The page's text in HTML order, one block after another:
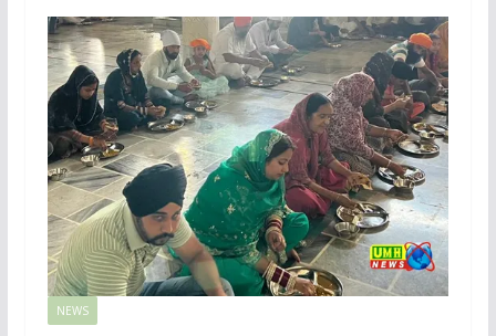
NEWS